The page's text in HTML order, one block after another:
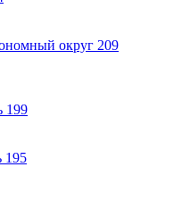
округ 209
199
195